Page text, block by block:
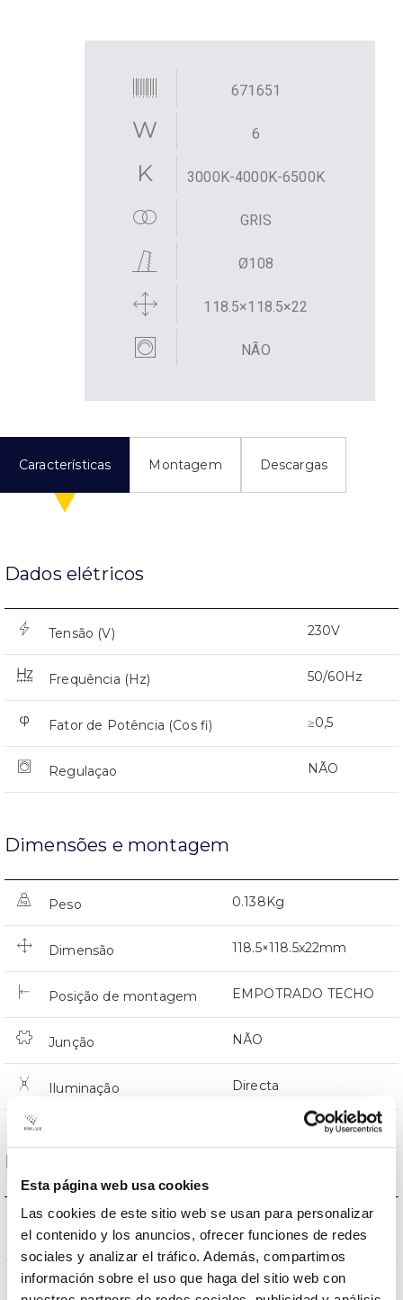
Esta página web usa cookies
Las cookies de este sitio web se usan para personalizar
el contenido y los anuncios, ofrecer funciones de redes
sociales y analizar el tráfico. Además, compartimos
información sobre el uso que haga del sitio web con
671651
6
3000K-4000K-6500K
GRIS
Ø108
118.5×118.5×22
NÃO
Características Montagem Descargas
Dados elétricos
Tensão (V) 230V
Frequência (Hz) 50/60Hz
Fator de Potência (Cos fi) ≥0,5
Regulaçao NÃO
Dimensões e montagem
Peso 0.138Kg
Dimensão 118.5×118.5x22mm
Posição de montagem EMPOTRADO TECHO
Junção NÃO
Iluminação Directa
Dados ópticos
Temperatura de cor
3000K-4000K-
6500K
CRI Índice de repr.
80